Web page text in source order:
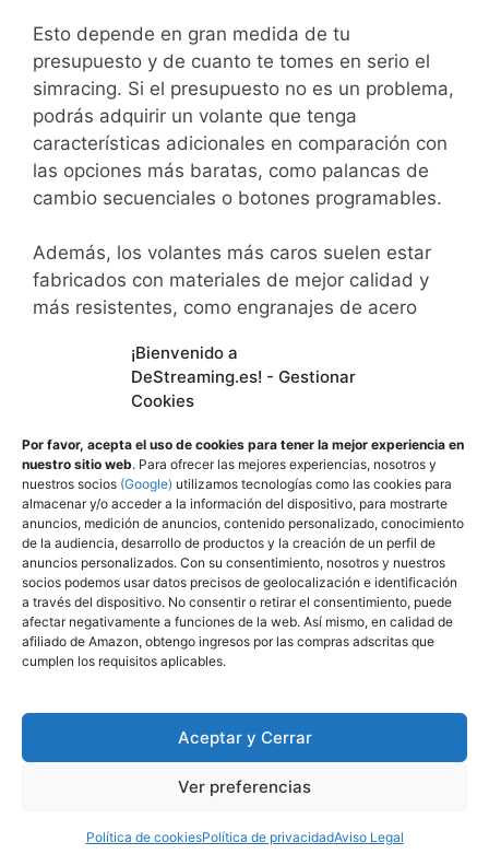
¡Bienvenido a
DeStreaming.es! - Gestionar
Cookies
Por favor, acepta el uso de cookies para tener la mejor experiencia en
nuestro sitio web. Para ofrecer las mejores experiencias, nosotros y
nuestros socios (Google) utilizamos tecnologías como las cookies para
almacenar y/o acceder a la información del dispositivo, para mostrarte
anuncios, medición de anuncios, contenido personalizado, conocimiento
de la audiencia, desarrollo de productos y la creación de un perfil de
anuncios personalizados. Con su consentimiento, nosotros y nuestros
socios podemos usar datos precisos de geolocalización e identificación
a través del dispositivo. No consentir o retirar el consentimiento, puede
afectar negativamente a funciones de la web. Así mismo, en calidad de
afiliado de Amazon, obtengo ingresos por las compras adscritas que
cumplen los requisitos aplicables.
Aceptar y Cerrar
Ver preferencias
Política de cookiesPolítica de privacidadAviso Legal
Esto depende en gran medida de tu
presupuesto y de cuanto te tomes en serio el
simracing. Si el presupuesto no es un problema,
podrás adquirir un volante que tenga
características adicionales en comparación con
las opciones más baratas, como palancas de
cambio secuenciales o botones programables.
Además, los volantes más caros suelen estar
fabricados con materiales de mejor calidad y
más resistentes, como engranajes de acero
Sin embargo, hay volantes, como el Logitech
los volantes más caros, pero por mucho menos
dinero.
¿Son compatibles los volantes
con todos los cockpit de
carreras?
En general, los cockpit o asientos de carreras
son compatibles con las principales marcas de
tener varias placas con la tornillería para cada
volante, pedal o palanca. Con los volantes de
esta lista no deberías tener problemas con